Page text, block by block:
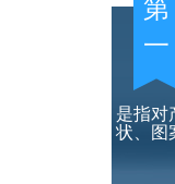
第
一
是指对
状、图